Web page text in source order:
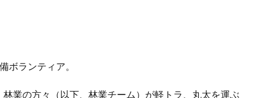
ボランティア。
業の方々（以下、林業チーム）が軽トラ、丸太を運ぶ